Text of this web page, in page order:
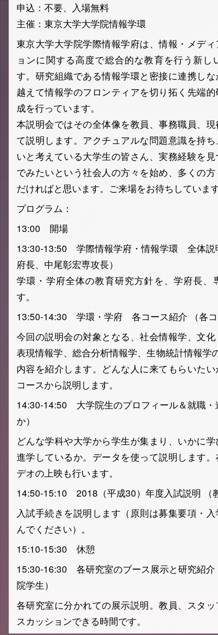
申込：不要、入場無料
主催：東京大学大学院情報学環
東京大学大学院学際情報学府は、情報・メデ
ョンに関する高度で総合的な教育を行う新し
す。研究組織である情報学環と密接に連携し
越えて情報学のフロンティアを切り拓く先端
成を行っています。
本説明会ではその全体像を教員、事務職員、
て説明します。アクチュアルな問題意識を持
いと考えている大学生の皆さん、実務経験を
でみたいという社会人の方々を始め、多くの
だければと思います。ご来場をお待ちしていま
プログラム：
13:00 開場
13:30-13:50 学際情報学府・情報学環 全体説
府長、中尾彰宏専攻長）
学環・学府全体の教育研究方針を、学府長、
す。
13:50-14:30 学環・学府 各コース紹介 （各
今回の説明会の対象となる、社会情報学、文
表現情報学、総合分析情報学、生物統計情報学
内容を紹介します。どんな人に来てもらいた
コースから説明します。
14:30-14:50 大学院生のプロフィール＆就職・
か）
どんな学科や大学から学生が集まり、いかに
進学しているか。データを使って説明します
デオの上映も行います。
14:50-15:10 2018（平成30）年度入試説明 （
入試手続きを説明します（原則は募集要項・
んでください）。
15:10-15:30 休憩
15:30-16:30 各研究室のブース展示と研究紹介
院学生）
各研究室に分かれての展示説明。教員、スタ
スカッションできる時間です。